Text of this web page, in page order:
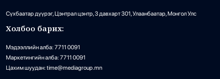
Сүхбаатар дүүрэг, Цэнтрал цэнтр, 3 давхарт 301, Улаанбаатар, Монгол Улс
Холбоо барих:
Мэдээллийн алба: 7711 0091
Маркетингийн алба: 7711 0091
Цахим шуудан: time@mediagroup.mn